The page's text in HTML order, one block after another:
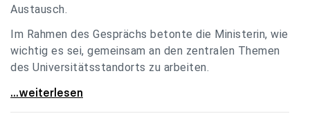
Austausch.
Im Rahmen des Gesprächs betonte die Ministerin, wie
wichtig es sei, gemeinsam an den zentralen Themen
des Universitätsstandorts zu arbeiten.
Holzleitner empfing uniko-Spitze zum Austausch
...weiterlesen